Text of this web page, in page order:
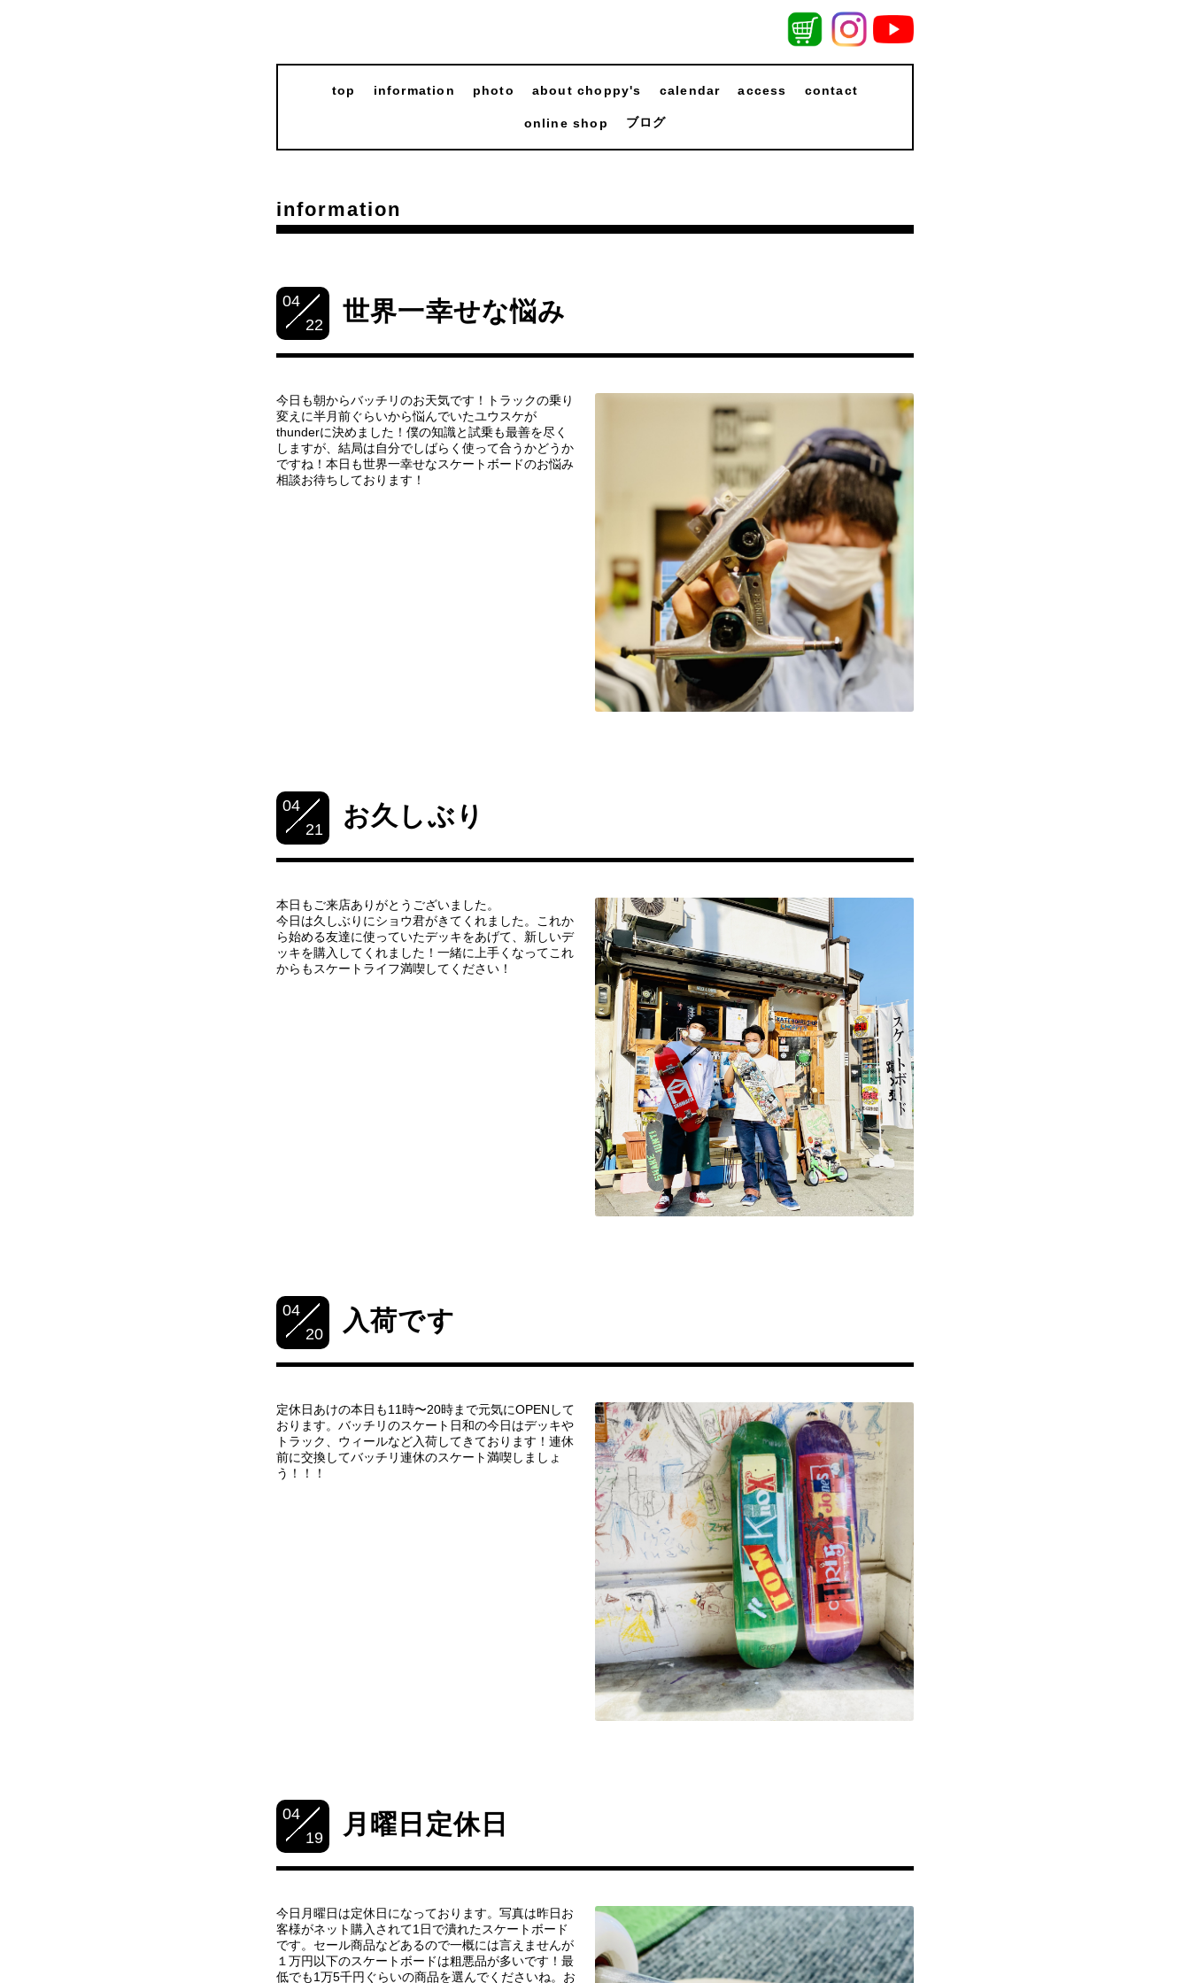
top information photo about choppy's calendar access contact
online shop ブログ
information
04
22
世界一幸せな悩み
今日も朝からバッチリのお天気です！トラックの乗り
変えに半月前ぐらいから悩んでいたユウスケが
thunderに決めました！僕の知識と試乗も最善を尽く
しますが、結局は自分でしばらく使って合うかどうか
ですね！本日も世界一幸せなスケートボードのお悩み
相談お待ちしております！
04
21
お久しぶり
本日もご来店ありがとうございました。
今日は久しぶりにショウ君がきてくれました。これか
ら始める友達に使っていたデッキをあげて、新しいデ
ッキを購入してくれました！一緒に上手くなってこれ
からもスケートライフ満喫してください！
04
20
入荷です
定休日あけの本日も11時〜20時まで元気にOPENして
おります。バッチリのスケート日和の今日はデッキや
トラック、ウィールなど入荷してきております！連休
前に交換してバッチリ連休のスケート満喫しましょ
う！！！
04
19
月曜日定休日
今日月曜日は定休日になっております。写真は昨日お
客様がネット購入されて1日で潰れたスケートボード
です。セール商品などあるので一概には言えませんが
１万円以下のスケートボードは粗悪品が多いです！最
低でも1万5千円ぐらいの商品を選んでくださいね。お